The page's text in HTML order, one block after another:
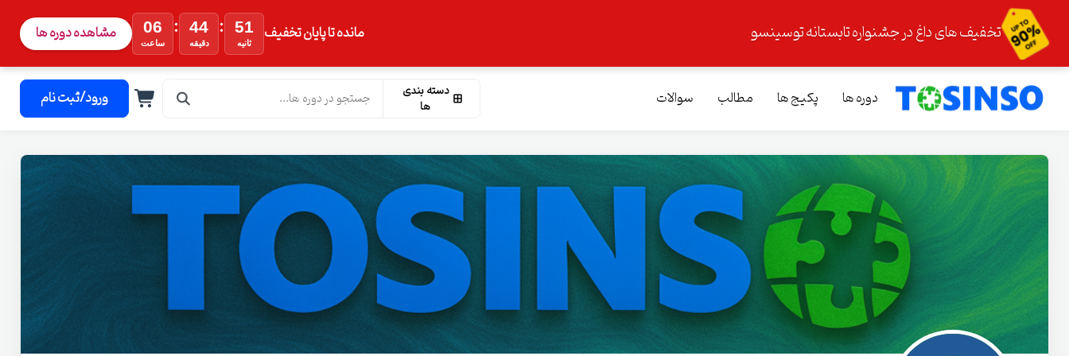
تخفیف های داغ در جشنواره تابستانه توسینسو مانده تا پایان تخفیف 06
ساعت
: 44
دقیقه
: 50
ثانیه مشاهده دوره ها
دوره ها پکیج ها مطالب سوالات
دسته بندی
ها
ورود/ثبت نام